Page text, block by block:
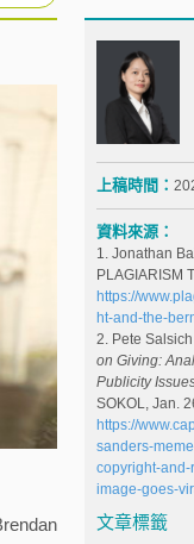
上稿時間：
資料來源：
1. Jonathan
PLAGIARISM
https://
ht-and-the-
2. Pete Salsich
on Giving:
Publicity
SOKOL, Jan.
https://
sanders-
copyright-
image-goes-
文章標籤